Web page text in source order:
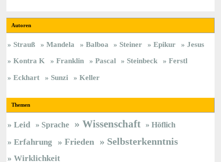
Autoren
Strauß Mandela Balboa Steiner Epikur
Jesus
Kontra K
Franklin Pascal Steinbeck
Ferstl
Eckhart
Sunzi Keller
Themen
Leid Sprache Wissenschaft
Höflich
Erfahrung
Frieden Selbsterkenntnis
Wirklichkeit